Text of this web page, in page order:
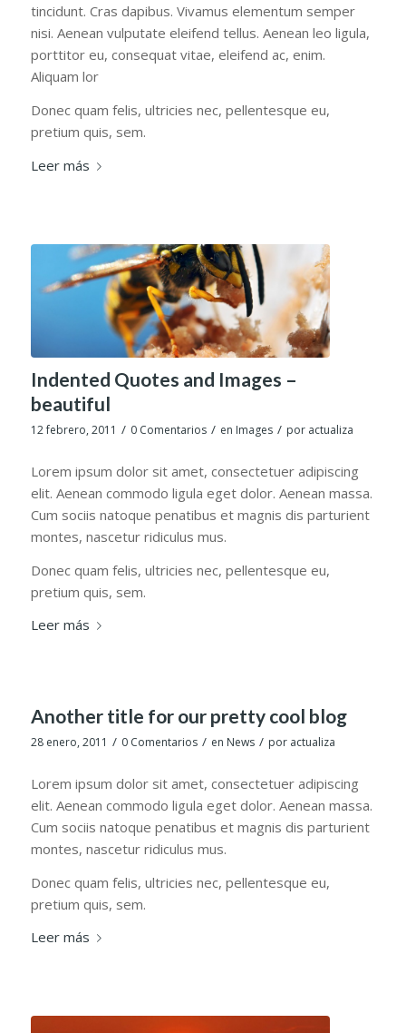
tincidunt. Cras dapibus. Vivamus elementum semper
nisi. Aenean vulputate eleifend tellus. Aenean leo ligula,
porttitor eu, consequat vitae, eleifend ac, enim.
Aliquam lor
Donec quam felis, ultricies nec, pellentesque eu,
pretium quis, sem.
Leer más
Indented Quotes and Images –
beautiful
12 febrero, 2011 / 0 Comentarios / en Images / por actualiza
Lorem ipsum dolor sit amet, consectetuer adipiscing
elit. Aenean commodo ligula eget dolor. Aenean massa.
Cum sociis natoque penatibus et magnis dis parturient
montes, nascetur ridiculus mus.
Donec quam felis, ultricies nec, pellentesque eu,
pretium quis, sem.
Leer más
Another title for our pretty cool blog
28 enero, 2011 / 0 Comentarios / en News / por actualiza
Lorem ipsum dolor sit amet, consectetuer adipiscing
elit. Aenean commodo ligula eget dolor. Aenean massa.
Cum sociis natoque penatibus et magnis dis parturient
montes, nascetur ridiculus mus.
Donec quam felis, ultricies nec, pellentesque eu,
pretium quis, sem.
Leer más